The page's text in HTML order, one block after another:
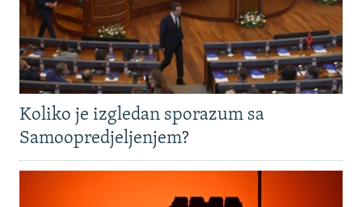
Koliko je izgledan sporazum sa
Samoopredjeljenjem?